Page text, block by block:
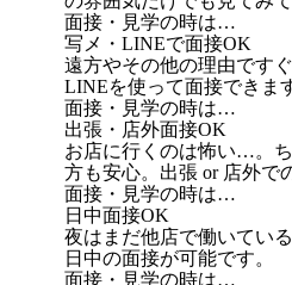
面接・見学の時は…
写メ・LINEで面接OK
遠方やその他の理由です
LINEを使って面接できま
面接・見学の時は…
出張・店外面接OK
お店に行くのは怖い…。
方も安心。出張 or 店外で
面接・見学の時は…
日中面接OK
夜はまだ他店で働いてい
日中の面接が可能です。
面接・見学の時は…